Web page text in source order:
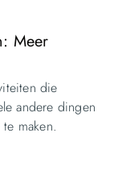
Meer
die
andere dingen
maken.